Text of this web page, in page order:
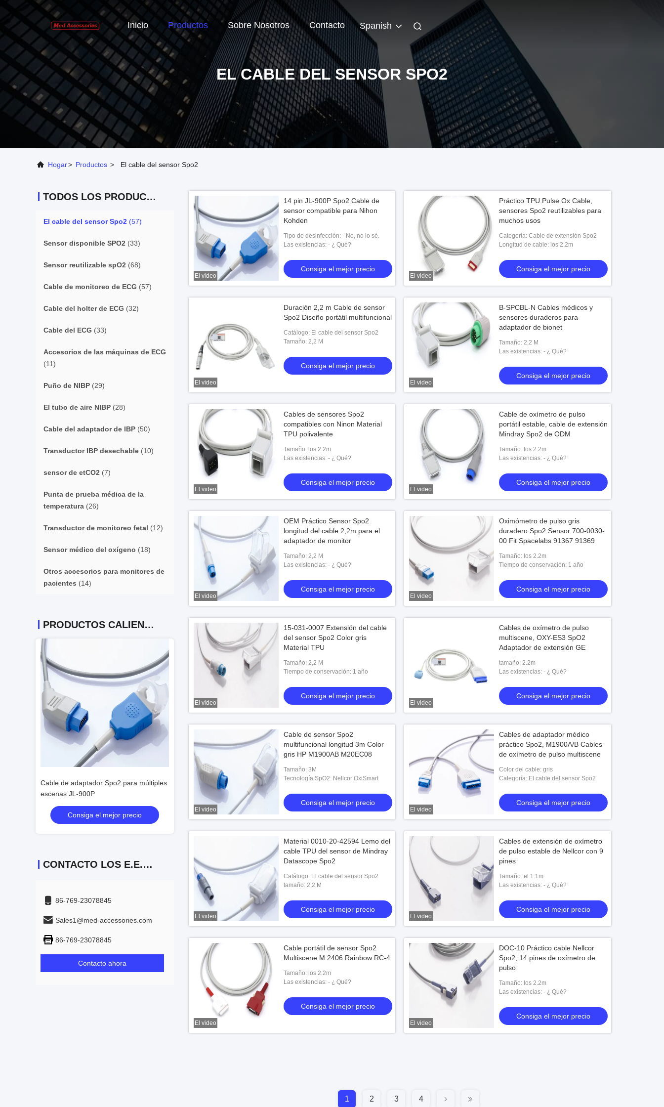
Inicio Productos Sobre Nosotros Contacto Spanish
EL CABLE DEL SENSOR SPO2
Hogar> Productos > El cable del sensor Spo2
TODOS LOS PRODUCTOS
El cable del sensor Spo2 (57)
Sensor disponible SPO2 (33)
Sensor reutilizable spO2 (68)
Cable de monitoreo de ECG (57)
Cable del holter de ECG (32)
Cable del ECG (33)
Accesorios de las máquinas de ECG
(11)
Puño de NIBP (29)
El tubo de aire NIBP (28)
Cable del adaptador de IBP (50)
Transductor IBP desechable (10)
sensor de etCO2 (7)
Punta de prueba médica de la
temperatura (26)
Transductor de monitoreo fetal (12)
Sensor médico del oxígeno (18)
Otros accesorios para monitores de
pacientes (14)
PRODUCTOS CALIENTES
Cables de adaptador de Spo2 para
múltiples escenas
Consiga el mejor precio
El cable de extensión GE Marquette
Consiga el mejor precio
CONTACTO LOS E.E.U.U.
86-769-23078845
Sales1@med-accessories.com
86-769-23078845
Contacto ahora
El video
14 pin JL-900P Spo2 Cable de
sensor compatible para Nihon
Kohden
Tipo de desinfección: - No, no lo sé.
Las existencias: - ¿ Qué?
Consiga el mejor precio
El video
Práctico TPU Pulse Ox Cable,
sensores Spo2 reutilizables para
muchos usos
Categoría: Cable de extensión Spo2
Longitud de cable: los 2.2m
Consiga el mejor precio
El video
Duración 2,2 m Cable de sensor
Spo2 Diseño portátil multifuncional
Catálogo: El cable del sensor Spo2
Tamaño: 2,2 M
Consiga el mejor precio
El video
B-SPCBL-N Cables médicos y
sensores duraderos para
adaptador de bionet
Tamaño: 2,2 M
Las existencias: - ¿ Qué?
Consiga el mejor precio
El video
Cables de sensores Spo2
compatibles con Ninon Material
TPU polivalente
Tamaño: los 2.2m
Las existencias: - ¿ Qué?
Consiga el mejor precio
El video
Cable de oxímetro de pulso
portátil estable, cable de extensión
Mindray Spo2 de ODM
Tamaño: los 2.2m
Las existencias: - ¿ Qué?
Consiga el mejor precio
El video
OEM Práctico Sensor Spo2
longitud del cable 2,2m para el
adaptador de monitor
Tamaño: 2,2 M
Las existencias: - ¿ Qué?
Consiga el mejor precio
El video
Oximómetro de pulso gris
duradero Spo2 Sensor 700-0030-
00 Fit Spacelabs 91367 91369
Tamaño: los 2.2m
Tiempo de conservación: 1 año
Consiga el mejor precio
El video
15-031-0007 Extensión del cable
del sensor Spo2 Color gris
Material TPU
Tamaño: 2,2 M
Tiempo de conservación: 1 año
Consiga el mejor precio
El video
Cables de oxímetro de pulso
multiscene, OXY-ES3 SpO2
Adaptador de extensión GE
tamaño: 2.2m
Las existencias: - ¿ Qué?
Consiga el mejor precio
El video
Cable de sensor Spo2
multifuncional longitud 3m Color
gris HP M1900AB M20EC08
Tamaño: 3M
Tecnología SpO2: Nellcor OxiSmart
Consiga el mejor precio
El video
Cables de adaptador médico
práctico Spo2, M1900A/B Cables
de oxímetro de pulso multiscene
Color del cable: gris
Categoría: El cable del sensor Spo2
Consiga el mejor precio
El video
Material 0010-20-42594 Lemo del
cable TPU del sensor de Mindray
Datascope Spo2
Catálogo: El cable del sensor Spo2
tamaño: 2,2 M
Consiga el mejor precio
El video
Cables de extensión de oxímetro
de pulso estable de Nellcor con 9
pines
Tamaño: el 1.1m
Las existencias: - ¿ Qué?
Consiga el mejor precio
El video
Cable portátil de sensor Spo2
Multiscene M 2406 Rainbow RC-4
Tamaño: los 2.2m
Las existencias: - ¿ Qué?
Consiga el mejor precio
El video
DOC-10 Práctico cable Nellcor
Spo2, 14 pines de oxímetro de
pulso
Tamaño: los 2.2m
Las existencias: - ¿ Qué?
Consiga el mejor precio
1 2 3 4